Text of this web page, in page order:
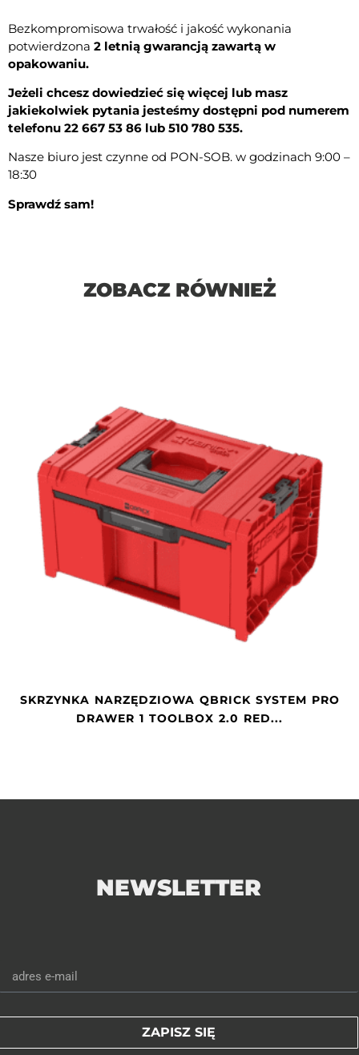
Bezkompromisowa trwałość i jakość wykonania
potwierdzona 2 letnią gwarancją zawartą w
opakowaniu.
Jeżeli chcesz dowiedzieć się więcej lub masz
jakiekolwiek pytania jesteśmy dostępni pod numerem
telefonu 22 667 53 86 lub 510 780 535.
Nasze biuro jest czynne od PON-SOB. w godzinach 9:00 –
18:30
Sprawdź sam!
ZOBACZ RÓWNIEŻ
SKRZYNKA NARZĘDZIOWA QBRICK SYSTEM PRO
DRAWER 1 TOOLBOX 2.0 RED...
NEWSLETTER
ZAPISZ SIĘ